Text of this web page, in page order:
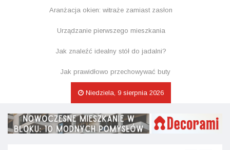
Aranżacja okien: witraże zamiast zasłon
Urządzanie pierwszego mieszkania
Jak znaleźć idealny stół do jadalni?
Jak prawidłowo przechowywać buty
Niedziela, 9 sierpnia 2026